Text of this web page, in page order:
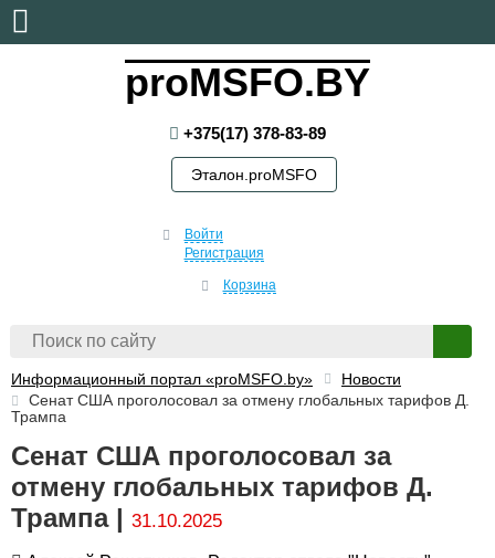
proMSFO.BY
+375(17) 378-83-89
Эталон.proMSFO
Войти
Регистрация
Корзина
Информационный портал «proMSFO.by»
Новости
Сенат США проголосовал за отмену глобальных тарифов Д.
Трампа
Сенат США проголосовал за
отмену глобальных тарифов Д.
Трампа | 31.10.2025